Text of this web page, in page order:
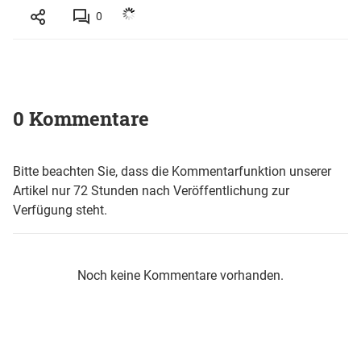
0
0 Kommentare
Bitte beachten Sie, dass die Kommentarfunktion unserer
Artikel nur 72 Stunden nach Veröffentlichung zur
Verfügung steht.
Noch keine Kommentare vorhanden.